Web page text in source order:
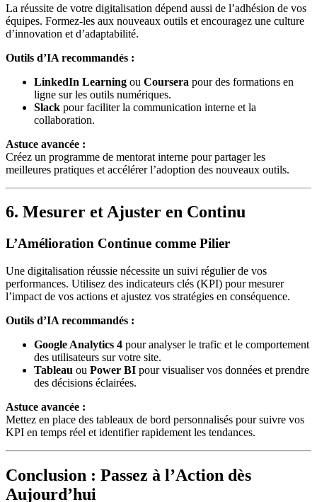
La réussite de votre digitalisation dépend aussi de l’adhésion de vos
équipes. Formez-les aux nouveaux outils et encouragez une culture
d’innovation et d’adaptabilité.
Outils d’IA recommandés :
LinkedIn Learning ou Coursera pour des formations en
ligne sur les outils numériques.
Slack pour faciliter la communication interne et la
collaboration.
Astuce avancée :
Créez un programme de mentorat interne pour partager les
meilleures pratiques et accélérer l’adoption des nouveaux outils.
6. Mesurer et Ajuster en Continu
L’Amélioration Continue comme Pilier
Une digitalisation réussie nécessite un suivi régulier de vos
performances. Utilisez des indicateurs clés (KPI) pour mesurer
l’impact de vos actions et ajustez vos stratégies en conséquence.
Outils d’IA recommandés :
Google Analytics 4 pour analyser le trafic et le comportement
des utilisateurs sur votre site.
Tableau ou Power BI pour visualiser vos données et prendre
des décisions éclairées.
Astuce avancée :
Mettez en place des tableaux de bord personnalisés pour suivre vos
KPI en temps réel et identifier rapidement les tendances.
Conclusion : Passez à l’Action dès
Aujourd’hui